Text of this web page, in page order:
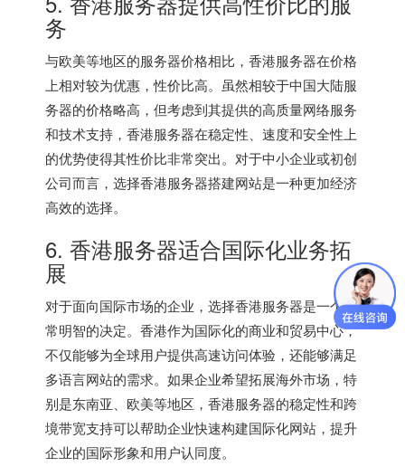
务
与欧美等地区的服务器价格相比，香港服务器在价格
上相对较为优惠，性价比高。虽然相较于中国大陆服
务器的价格略高，但考虑到其提供的高质量网络服务
和技术支持，香港服务器在稳定性、速度和安全性上
的优势使得其性价比非常突出。对于中小企业或初创
公司而言，选择香港服务器搭建网站是一种更加经济
高效的选择。
6. 香港服务器适合国际化业务拓
展
对于面向国际市场的企业，选择香港服务器是一个非
常明智的决定。香港作为国际化的商业和贸易中心，
不仅能够为全球用户提供高速访问体验，还能够满足
多语言网站的需求。如果企业希望拓展海外市场，特
别是东南亚、欧美等地区，香港服务器的稳定性和跨
境带宽支持可以帮助企业快速构建国际化网站，提升
企业的国际形象和用户认同度。